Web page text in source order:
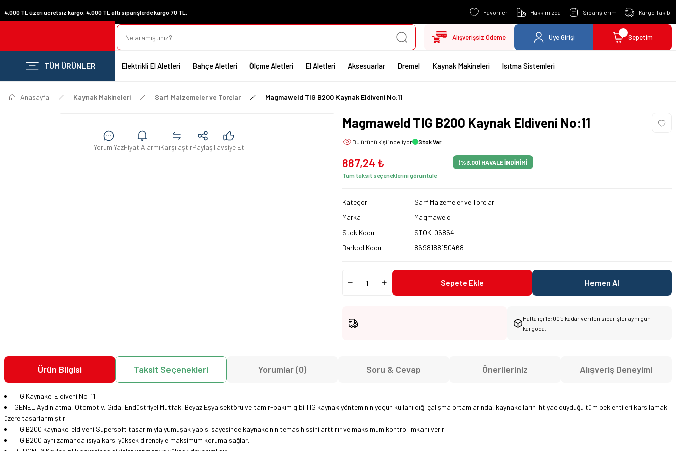
4.000 TL üzeri ücretsiz kargo, 4.000 TL altı siparişlerde kargo 70 TL. Favoriler Hakkımızda Siparişlerim Kargo Takibi
Alışverişsiz Ödeme Üye Girişi Sepetim
TÜM ÜRÜNLER Elektrikli El Aletleri Bahçe Aletleri Ölçme Aletleri El Aletleri Aksesuarlar Dremel Kaynak Makineleri Isıtma Sistemleri
Anasayfa Kaynak Makineleri Sarf Malzemeler ve Torçlar Magmaweld TIG B200 Kaynak Eldiveni No:11
Yorum YazFiyat AlarmıKarşılaştırPaylaşTavsiye Et
Magmaweld TIG B200 Kaynak Eldiveni No:11
Bu ürünü kişi inceliyor Stok Var
887,24 ₺
Tüm taksit seçeneklerini görüntüle
(%3,00) HAVALE İNDİRİMİ
Kategori
Sarf Malzemeler ve Torçlar
Marka
Magmaweld
Stok Kodu
STOK-06854
Barkod Kodu
8698188150468
Sepete Ekle Hemen Al
Hafta içi 15:00’e kadar verilen siparişler aynı gün
kargoda.
Ürün Bilgisi Taksit Seçenekleri Yorumlar (0) Soru & Cevap Önerileriniz Alışveriş Deneyimi
TIG Kaynakçı Eldiveni No:11
GENEL Aydınlatma, Otomotiv, Gıda, Endüstriyel Mutfak, Beyaz Eşya sektörü ve tamir-bakım gibi TIG kaynak yönteminin yogun kullanıldığı çalışma ortamlarında, kaynakçıların ihtiyaç duyduğu tüm beklentileri karsılamak
üzere tasarlanmıştır.
TIG B200 kaynakçı eldiveni Supersoft tasarımıyla yumuşak yapısı sayesinde kaynakçının temas hissini arttırır ve maksimum kontrol imkanı verir.
TIG B200 aynı zamanda ısıya karsı yüksek direnciyle maksimum koruma sağlar.